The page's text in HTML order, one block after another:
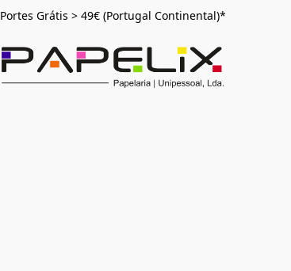
Portes Grátis > 49€ (Portugal Continental)*